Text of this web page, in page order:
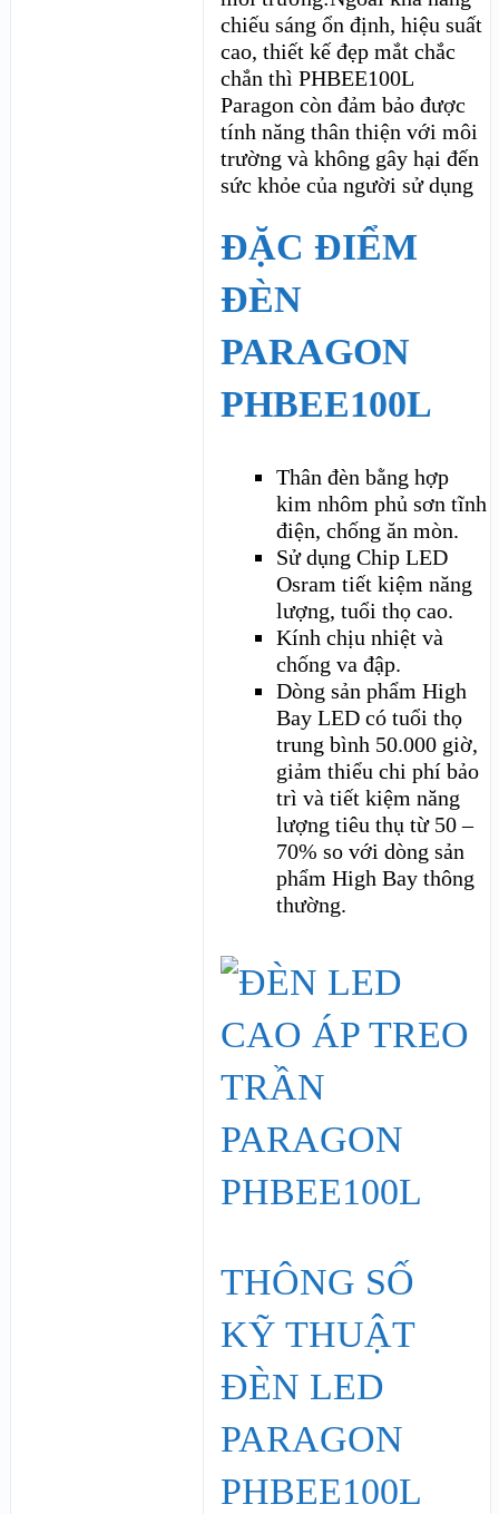
chiếu sáng ổn định, hiệu suất
cao, thiết kế đẹp mắt chắc
chắn thì PHBEE100L
Paragon còn đảm bảo được
tính năng thân thiện với môi
trường và không gây hại đến
sức khỏe của người sử dụng
ĐẶC ĐIỂM
ĐÈN
PARAGON
PHBEE100L
Thân đèn bằng hợp
kim nhôm phủ sơn tĩnh
điện, chống ăn mòn.
Sử dụng Chip LED
Osram tiết kiệm năng
lượng, tuổi thọ cao.
Kính chịu nhiệt và
chống va đập.
Dòng sản phẩm High
Bay LED có tuổi thọ
trung bình 50.000 giờ,
giảm thiểu chi phí bảo
trì và tiết kiệm năng
lượng tiêu thụ từ 50 –
70% so với dòng sản
phẩm High Bay thông
thường.
THÔNG SỐ
KỸ THUẬT
ĐÈN LED
PARAGON
PHBEE100L